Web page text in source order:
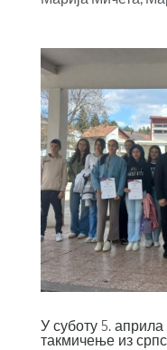
У суботу 5.
такмичење из